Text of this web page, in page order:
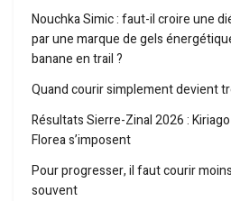
Nouchka Simic : faut-il croire une
par une marque de gels
banane en trail ?
Quand courir simplement devient
Résultats Sierre-Zinal 2026 :
Florea s’imposent
Pour progresser, il faut courir
souvent